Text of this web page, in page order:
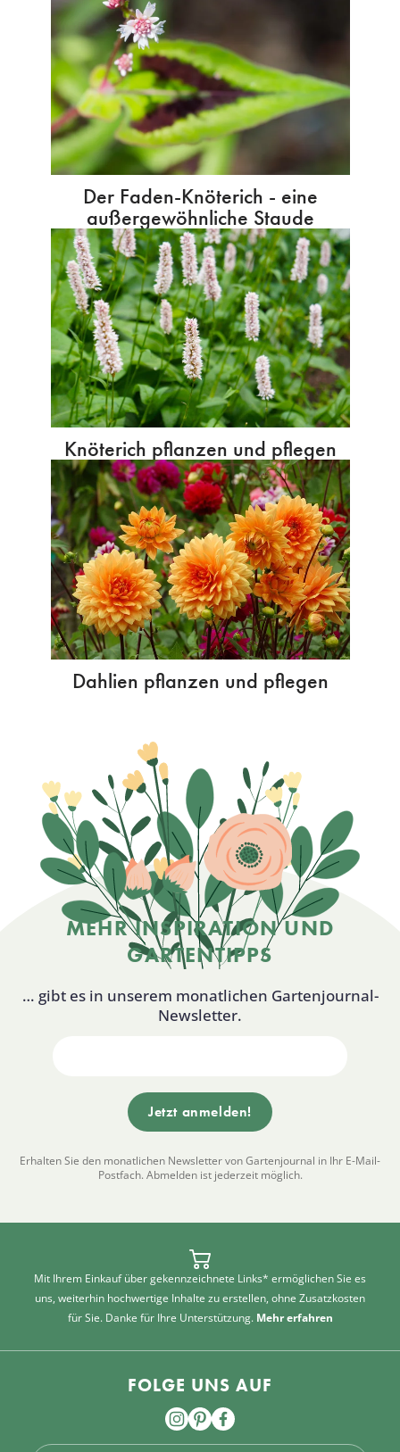
Der Faden-Knöterich - eine
außergewöhnliche Staude
Knöterich pflanzen und pflegen
Dahlien pflanzen und pflegen
MEHR INSPIRATION UND
GARTENTIPPS
… gibt es in unserem monatlichen Gartenjournal-
Newsletter.
Erhalten Sie den monatlichen Newsletter von Gartenjournal in Ihr E-Mail-
Postfach. Abmelden ist jederzeit möglich.
Mit Ihrem Einkauf über gekennzeichnete Links* ermöglichen Sie es
uns, weiterhin hochwertige Inhalte zu erstellen, ohne Zusatzkosten
für Sie. Danke für Ihre Unterstützung. Mehr erfahren
FOLGE UNS AUF